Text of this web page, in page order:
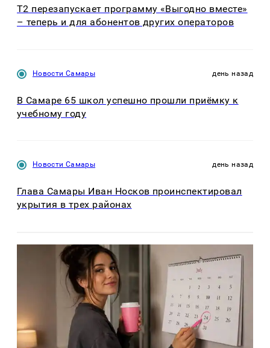
Т2 перезапускает программу «Выгодно вместе»
– теперь и для абонентов других операторов
Новости Самары день назад
В Самаре 65 школ успешно прошли приёмку к
учебному году
Новости Самары день назад
Глава Самары Иван Носков проинспектировал
укрытия в трех районах